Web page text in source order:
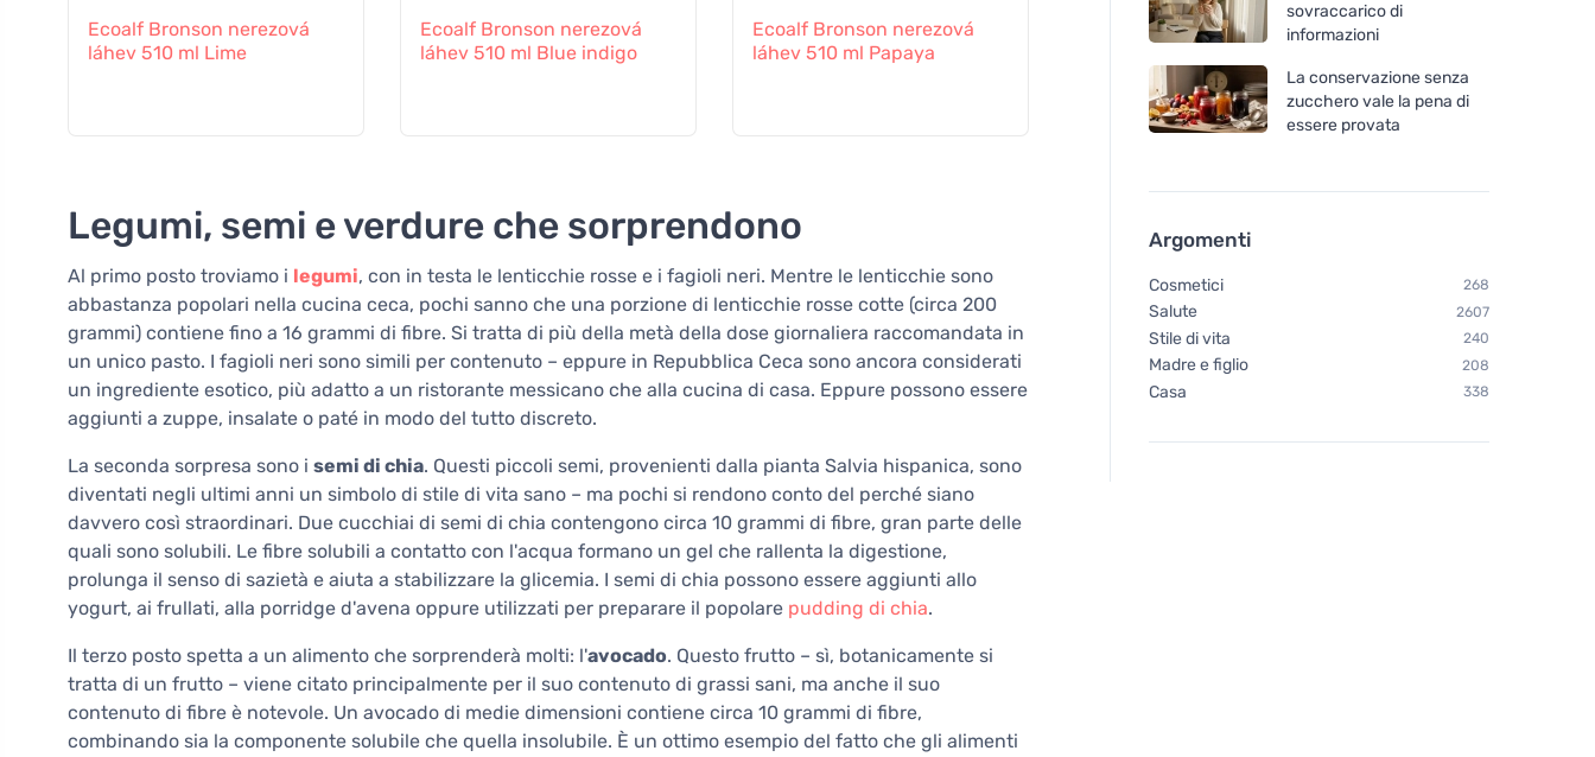
Ecoalf Bronson nerezová
láhev 510 ml Lime
Ecoalf Bronson nerezová
láhev 510 ml Blue indigo
Ecoalf Bronson nerezová
láhev 510 ml Papaya
Ecoalf Bronson nerezová
Legumi, semi e verdure che sorprendono
Al primo posto troviamo i legumi, con in testa le lenticchie rosse e i fagioli neri. Mentre le lenticchie sono
abbastanza popolari nella cucina ceca, pochi sanno che una porzione di lenticchie rosse cotte (circa 200
grammi) contiene fino a 16 grammi di fibre. Si tratta di più della metà della dose giornaliera raccomandata in
un unico pasto. I fagioli neri sono simili per contenuto – eppure in Repubblica Ceca sono ancora considerati
un ingrediente esotico, più adatto a un ristorante messicano che alla cucina di casa. Eppure possono essere
aggiunti a zuppe, insalate o paté in modo del tutto discreto.
La seconda sorpresa sono i semi di chia. Questi piccoli semi, provenienti dalla pianta Salvia hispanica, sono
diventati negli ultimi anni un simbolo di stile di vita sano – ma pochi si rendono conto del perché siano
davvero così straordinari. Due cucchiai di semi di chia contengono circa 10 grammi di fibre, gran parte delle
quali sono solubili. Le fibre solubili a contatto con l'acqua formano un gel che rallenta la digestione,
prolunga il senso di sazietà e aiuta a stabilizzare la glicemia. I semi di chia possono essere aggiunti allo
yogurt, ai frullati, alla porridge d'avena oppure utilizzati per preparare il popolare pudding di chia.
Il terzo posto spetta a un alimento che sorprenderà molti: l'avocado. Questo frutto – sì, botanicamente si
tratta di un frutto – viene citato principalmente per il suo contenuto di grassi sani, ma anche il suo
contenuto di fibre è notevole. Un avocado di medie dimensioni contiene circa 10 grammi di fibre,
combinando sia la componente solubile che quella insolubile. È un ottimo esempio del fatto che gli alimenti
sovraccarico di
informazioni
La conservazione senza
zucchero vale la pena di
essere provata
Argomenti
Cosmetici 268
Salute 2607
Stile di vita 240
Madre e figlio 208
Casa 338